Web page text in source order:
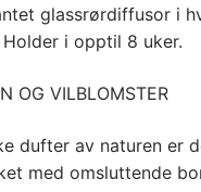
glassrørdiffusor i
Holder i opptil 8 uker.
OG VILBLOMSTER
dufter av naturen er
med omsluttende